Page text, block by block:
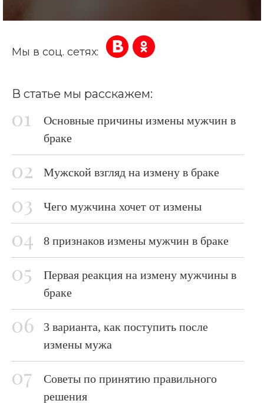
Мы в соц. сетях:
В статье мы расскажем:
Основные причины измены мужчин в
браке
Мужской взгляд на измену в браке
Чего мужчина хочет от измены
8 признаков измены мужчин в браке
Первая реакция на измену мужчины в
браке
3 варианта, как поступить после
измены мужа
Советы по принятию правильного
решения